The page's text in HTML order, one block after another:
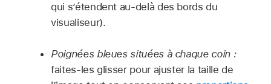
qui s’étendent au-delà des bords du
visualiseur).
Poignées bleues situées à chaque coin :
faites-les glisser pour ajuster la taille de